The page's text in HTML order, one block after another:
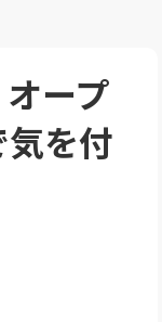
ープ
を付